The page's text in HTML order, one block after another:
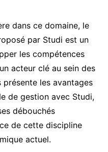
dans ce domaine, le
par Studi est un
les compétences
acteur clé au sein des
les avantages
de gestion avec Studi,
débouchés
de cette discipline
actuel.